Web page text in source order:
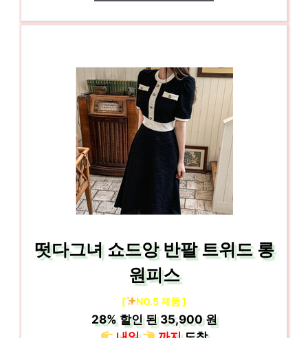
떳다그녀 쇼드앙 반팔 트위드 롱
원피스
[ NO.5 제품 ]
28%할인 된35,900 원